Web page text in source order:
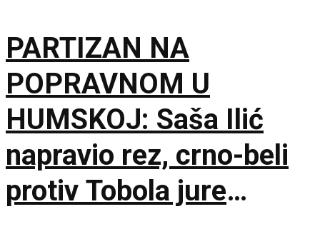
PARTIZAN NA
POPRAVNOM U
HUMSKOJ: Saša Ilić
napravio rez, crno-beli
protiv Tobola jure